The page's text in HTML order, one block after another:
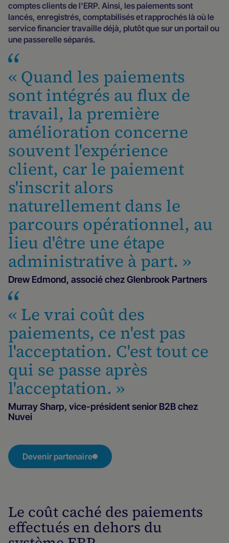
comptes clients de l'ERP. Ainsi, les paiements sont
lancés, enregistrés, comptabilisés et rapprochés là où le
service financier travaille déjà, plutôt que sur un portail ou
une passerelle séparés.
« Quand les paiements
sont intégrés au flux de
travail, la première
amélioration concerne
souvent l'expérience
client, car le paiement
s'inscrit alors
naturellement dans le
parcours opérationnel, au
lieu d'être une étape
administrative à part. »
Drew Edmond, associé chez Glenbrook Partners
« Le vrai coût des
paiements, ce n'est pas
l'acceptation. C'est tout ce
qui se passe après
l'acceptation. »
Murray Sharp, vice-président senior B2B chez
Nuvei
Devenir partenaire
Le coût caché des paiements
effectués en dehors du